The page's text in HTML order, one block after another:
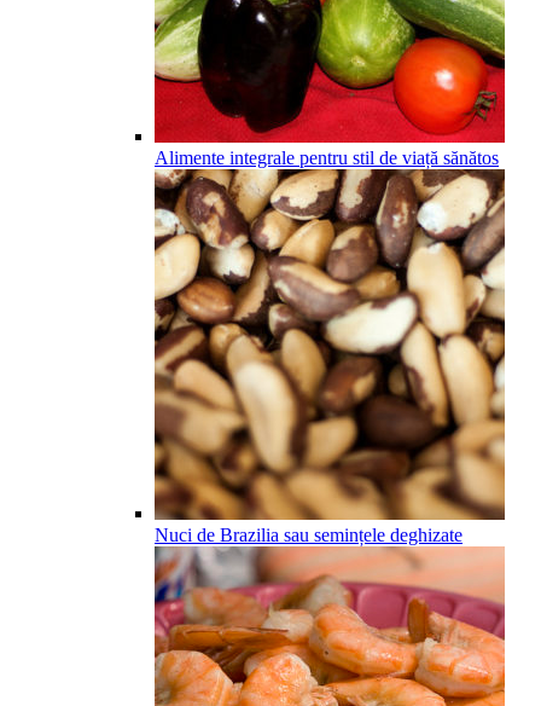
Alimente integrale pentru stil de viață sănătos
Nuci de Brazilia sau semințele deghizate